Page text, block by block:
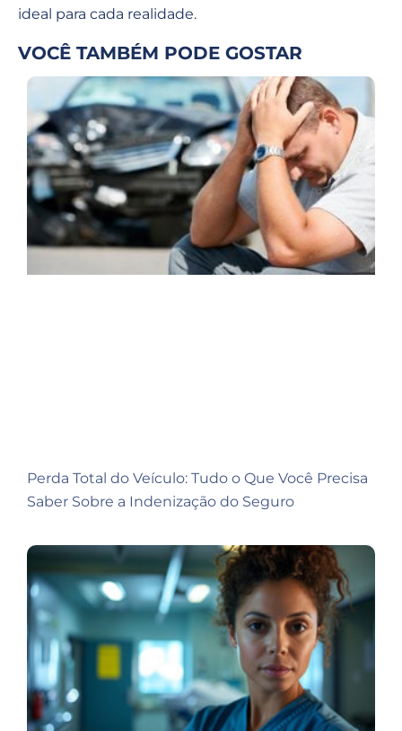
ideal para cada realidade.
VOCÊ TAMBÉM PODE GOSTAR
Perda Total do Veículo: Tudo o Que Você Precisa
Saber Sobre a Indenização do Seguro